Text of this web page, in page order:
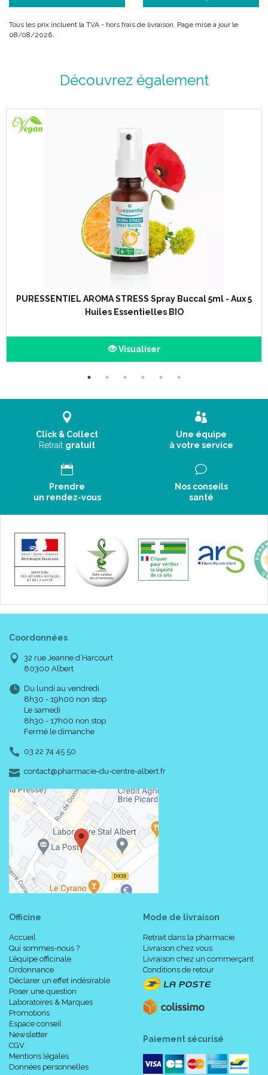
Tous les prix incluent la TVA - hors frais de livraison. Page mise à jour le
08/08/2026.
Découvrez également
PURESSENTIEL AROMA STRESS Spray Buccal 5ml - Aux 5
Huiles Essentielles BIO
Visualiser
Click & Collect
Retrait gratuit
Une équipe
à votre service
Prendre
un rendez-vous
Nos conseils
santé
Coordonnées
32 rue Jeanne d’Harcourt
80300 Albert
Du lundi au vendredi
8h30 - 19h00 non stop
Le samedi
8h30 - 17h00 non stop
Fermé le dimanche
03 22 74 45 50
contact-
@-
pharmacie-du-centre-albert.fr
Officine
Accueil
Qui sommes-nous ?
L’équipe officinale
Ordonnance
Déclarer un effet indésirable
Poser une question
Laboratoires & Marques
Promotions
Espace conseil
Newsletter
CGV
Mentions légales
Données personnelles
Mode de livraison
Retrait dans la pharmacie
Livraison chez vous
Livraison chez un commerçant
Conditions de retour
Paiement sécurisé